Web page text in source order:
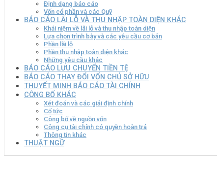
Định dạng báo cáo
Vốn cổ phần và các Quỹ
BÁO CÁO LÃI LỖ VÀ THU NHẬP TOÀN DIỆN KHÁC
Khái niệm về lãi lỗ và thu nhập toàn diện
Lựa chọn trình bày và các yêu cầu cơ bản
Phần lãi lỗ
Phần thu nhập toàn diện khác
Những yêu cầu khác
BÁO CÁO LƯU CHUYỂN TIỀN TỆ
BÁO CÁO THAY ĐỔI VỐN CHỦ SỞ HỮU
THUYẾT MINH BÁO CÁO TÀI CHÍNH
CÔNG BỐ KHÁC
Xét đoán và các giải định chính
Cổ tức
Công bố về nguồn vốn
Công cụ tài chính có quyền hoàn trả
Thông tin khác
THUẬT NGỮ